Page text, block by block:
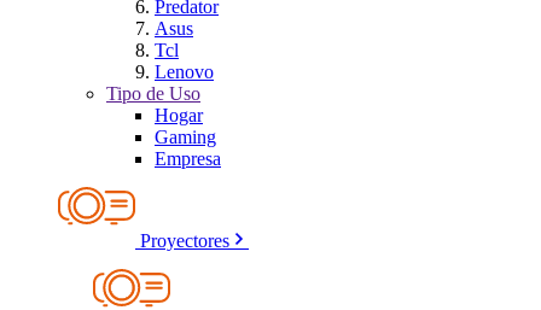
Predator
Asus
Tcl
Lenovo
Tipo de Uso
Hogar
Gaming
Empresa
Proyectores